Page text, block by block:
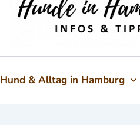
Hund & Alltag in Hamburg